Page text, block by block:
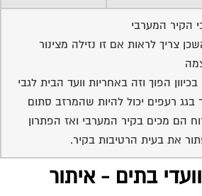
המערבי
צריך לראות אם זו נזילה מצינור
הפוך וזה באחריות וועד הבית לגבי
רעפים יכול להיות שהמרזב סתום
הם מכים בקיר המערבי ואז הפתרון
את בעית הרטיבות בקיר.
בתים - איתור